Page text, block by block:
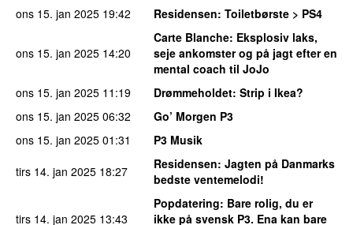
ons 15. jan 2025 19:42 Residensen: Toiletbørste > PS4
ons 15. jan 2025 14:20
Carte Blanche: Eksplosiv laks,
seje ankomster og på jagt efter en
mental coach til JoJo
ons 15. jan 2025 11:19 Drømmeholdet: Strip i Ikea?
ons 15. jan 2025 06:32
Go’ Morgen P3
ons 15. jan 2025 01:31
P3 Musik
tirs 14. jan 2025 18:27 Residensen: Jagten på Danmarks
bedste ventemelodi!
tirs 14. jan 2025 13:43
Popdatering: Bare rolig, du er
ikke på svensk P3. Ena kan bare